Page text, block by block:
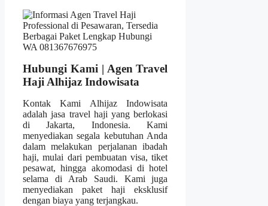
Hubungi Kami | Agen Travel
Haji Alhijaz Indowisata
Kontak Kami Alhijaz Indowisata
adalah jasa travel haji yang berlokasi
di Jakarta, Indonesia. Kami
menyediakan segala kebutuhan Anda
dalam melakukan perjalanan ibadah
haji, mulai dari pembuatan visa, tiket
pesawat, hingga akomodasi di hotel
selama di Arab Saudi. Kami juga
menyediakan paket haji eksklusif
dengan biaya yang terjangkau.